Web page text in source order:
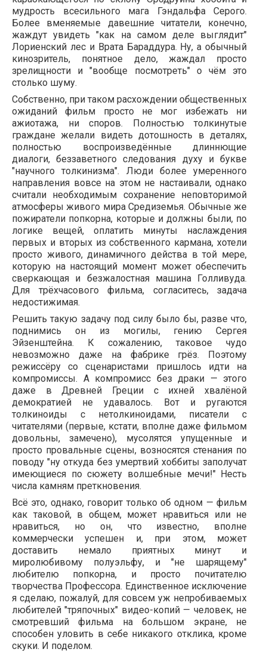
мудрость всесильного мага Гэндальфа Серого.
Более вменяемые давешние читатели, конечно,
жаждут увидеть "как на самом деле выглядит"
Лориенский лес и Врата Бараддура. Ну, а обычный
кинозритель, понятное дело, жаждал просто
зрелищности и "вообще посмотреть" о чём это
столько шуму.
Собственно, при таком расхождении общественных
ожиданий фильм просто не мог избежать ни
ажиотажа, ни споров. Полностью толкинутые
граждане желали видеть дотошность в деталях,
полностью воспроизведённые длиннющие
диалоги, беззаветного следования духу и букве
"научного толкинизма". Люди более умеренного
направления вовсе на этом не настаивали, однако
считали необходимым сохранение неповторимой
атмосферы живого мира Средиземья. Обычные же
пожиратели попкорна, которые и должны были, по
логике вещей, оплатить минуты наслаждения
первых и вторых из собственного кармана, хотели
просто живого, динамичного действа в той мере,
которую на настоящий момент может обеспечить
сверкающая и безжалостная машина Голливуда.
Для трёхчасового фильма, согласитесь, задача
недостижимая.
Решить такую задачу под силу было бы, разве что,
поднимись он из могилы, гению Сергея
Эйзенштейна. К сожалению, таковое чудо
невозможно даже на фабрике грёз. Поэтому
режиссёру со сценаристами пришлось идти на
компромиссы. А компромисс без драки — этого
даже в Древней Греции с ихней хвалёной
демократией не удавалось. Вот и ругаются
толкиноиды с нетолкиноидами, писатели с
читателями (первые, кстати, вполне даже фильмом
довольны, замечено), мусолятся упущенные и
просто провальные сцены, возносятся стенания по
поводу "ну откуда без умертвий хоббиты заполучат
имеющиеся по сюжету волшебные мечи!" Несть
числа камням преткновения.
Всё это, однако, говорит только об одном — фильм
как таковой, в общем, может нравиться или не
нравиться, но он, что известно, вполне
коммерчески успешен и, при этом, может
доставить немало приятных минут и
миролюбивому полуэльфу, и "не шарящему"
любителю попкорна, и просто почитателю
творчества Профессора. Единственное исключение
я сделаю, пожалуй, для совсем уж непробиваемых
любителей "тряпочных" видео-копий — человек, не
смотревший фильма на большом экране, не
способен уловить в себе никакого отклика, кроме
скуки. И поделом.